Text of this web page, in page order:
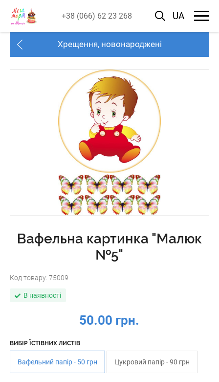
+38 (066) 62 23 268 UA
Хрещення, новонароджені
Вафельна картинка "Малюк
№5"
Код товару: 75009
В наявності
50.00 грн.
ВИБІР ЇСТІВНИХ ЛИСТІВ
Вафельний папір - 50 грн Цукровий папір - 90 грн